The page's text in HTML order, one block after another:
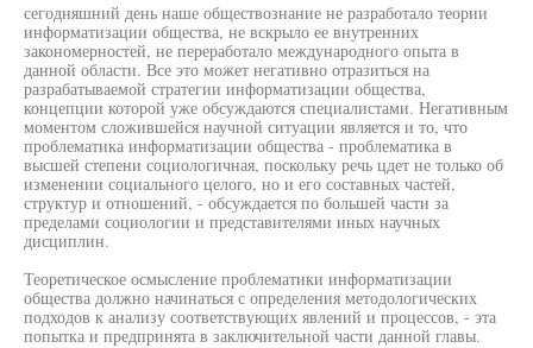
сегодняшний день наше обществознание не разработало теории
информатизации общества, не вскрыло ее внутренних
закономерностей, не переработало международного опыта в
данной области. Все это может негативно отразиться на
разрабатываемой стратегии информатизации общества,
концепции которой уже обсуждаются специалистами. Негативным
моментом сложившейся научной ситуации является и то, что
проблематика информатизации общества - проблематика в
высшей степени социологичная, поскольку речь цдет не только об
изменении социального целого, но и его составных частей,
структур и отношений, - обсуждается по большей части за
пределами социологии и представителями иных научных
дисциплин.
Теоретическое осмысление проблематики информатизации
общества должно начинаться с определения методологических
подходов к анализу соответствующих явлений и процессов, - эта
попытка и предпринята в заключительной части данной главы.